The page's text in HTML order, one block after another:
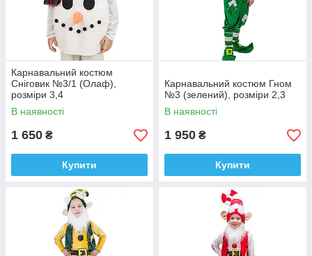
Карнавальний костюм
Сніговик №3/1 (Олаф),
розміри 3,4
В наявності
1 650 ₴
Купити
Карнавальний костюм Гном
№3 (зелений), розміри 2,3
В наявності
1 950 ₴
Купити